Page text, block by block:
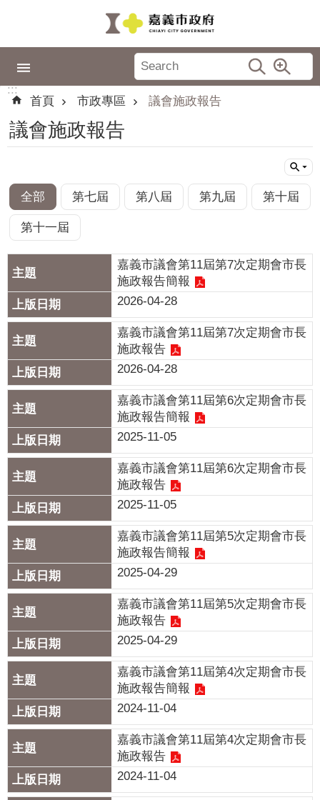
政
專
區
城
牌
認
識
嘉
義
新
聞
動
公
機
關
網
站
民
服
務
聯
絡
我
網
路
群
政
:::
首頁
市政專區 議會施政報告
議會施政報告
全部 第七屆 第八屆 第九屆 第十屆
第十一屆
嘉義市議會第11屆第7次定期會市長
施政報告簡報
2026-04-28
嘉義市議會第11屆第7次定期會市長
施政報告
2026-04-28
嘉義市議會第11屆第6次定期會市長
施政報告簡報
2025-11-05
嘉義市議會第11屆第6次定期會市長
施政報告
2025-11-05
嘉義市議會第11屆第5次定期會市長
施政報告簡報
2025-04-29
嘉義市議會第11屆第5次定期會市長
施政報告
2025-04-29
嘉義市議會第11屆第4次定期會市長
施政報告簡報
2024-11-04
嘉義市議會第11屆第4次定期會市長
施政報告
2024-11-04